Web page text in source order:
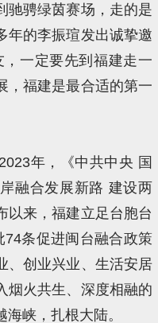
驰骋绿茵赛场，走的是
年的李振瑄发出诚挚邀
一定要先到福建走一
，福建是最合适的第一
年，《中共中央 国
融合发展新路 建设两
以来，福建立足台胞台
条促进闽台融合政策
、创业兴业、生活安居
烟火共生、深度相融的
峡，扎根大陆。